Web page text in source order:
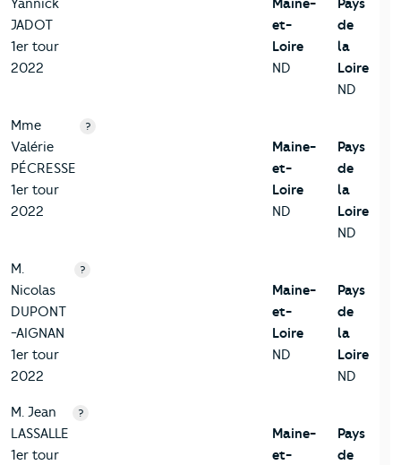
Yannick
JADOT
1er tour
2022
Maine-
et-
Loire
ND
Pays
de
la
Loire
ND
Mme
Valérie
PÉCRESSE
1er tour
2022
?
Maine-
et-
Loire
ND
Pays
de
la
Loire
ND
M.
Nicolas
DUPONT
-AIGNAN
1er tour
2022
?
Maine-
et-
Loire
ND
Pays
de
la
Loire
ND
M. Jean
LASSALLE
1er tour
?
Maine-
et-
Pays
de